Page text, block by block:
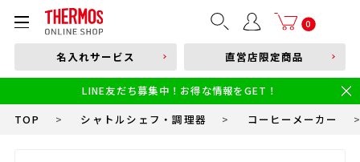
0
部品購入はこちら
本体品番やキーワードを入力
食洗機対応 新製品
幼児・園児向け水筒
小学生 低・中学年向け水筒
小学生 中・高学年向け水筒
名入れサービス 直営店限定商品
LINE友だち募集中！お得な情報をGET！
TOP > シャトルシェフ・調理器 > コーヒーメーカー